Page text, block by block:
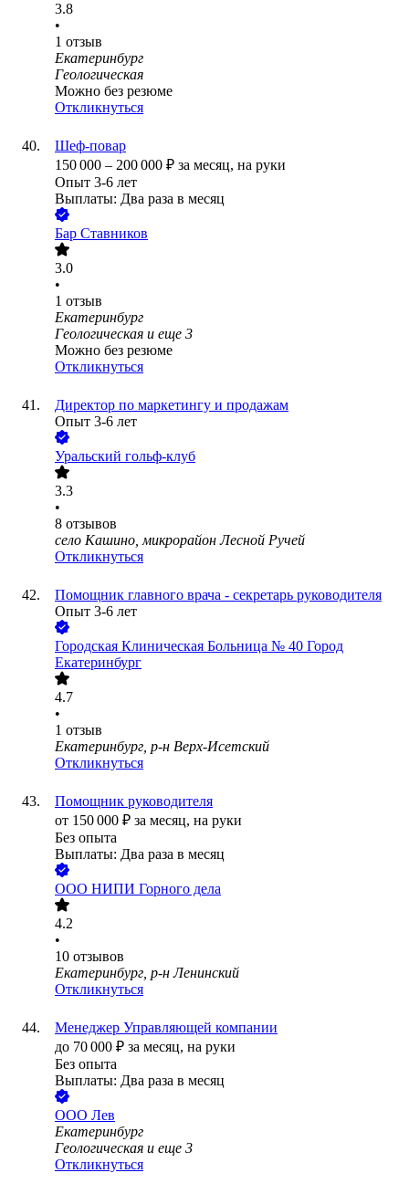
3.8
•
1 отзыв
Екатеринбург
Геологическая
Можно без резюме
Откликнуться
Шеф-повар
150 000 – 200 000 ₽ за месяц, на руки
Опыт 3-6 лет
Выплаты: Два раза в месяц
Бар Ставников
3.0
•
1 отзыв
Екатеринбург
Геологическая и еще 3
Можно без резюме
Откликнуться
Директор по маркетингу и продажам
Опыт 3-6 лет
Уральский гольф-клуб
3.3
•
8 отзывов
село Кашино, микрорайон Лесной Ручей
Откликнуться
Помощник главного врача - секретарь руководителя
Опыт 3-6 лет
Городская Клиническая Больница № 40 Город
Екатеринбург
4.7
•
1 отзыв
Екатеринбург, р-н Верх-Исетский
Откликнуться
Помощник руководителя
от 150 000 ₽ за месяц, на руки
Без опыта
Выплаты: Два раза в месяц
ООО НИПИ Горного дела
4.2
•
10 отзывов
Екатеринбург, р-н Ленинский
Откликнуться
Менеджер Управляющей компании
до 70 000 ₽ за месяц, на руки
Без опыта
Выплаты: Два раза в месяц
ООО Лев
Екатеринбург
Геологическая и еще 3
Откликнуться